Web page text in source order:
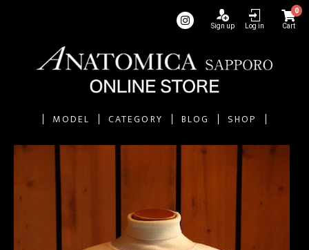
Sign up Log in
0
Cart
MODEL CATEGORY BLOG SHOP